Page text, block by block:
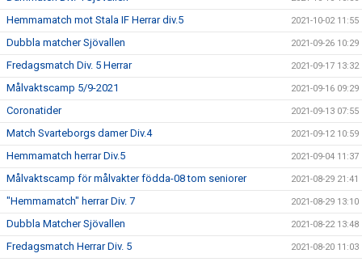
Hemmamatch mot Stala IF Herrar div.5 2021-10-02 11:55
Dubbla matcher Sjövallen 2021-09-26 10:29
Fredagsmatch Div. 5 Herrar 2021-09-17 13:32
Målvaktscamp 5/9-2021 2021-09-16 09:29
Coronatider 2021-09-13 07:55
Match Svarteborgs damer Div.4 2021-09-12 10:59
Hemmamatch herrar Div.5 2021-09-04 11:37
Målvaktscamp för målvakter födda-08 tom seniorer 2021-08-29 21:41
"Hemmamatch" herrar Div. 7 2021-08-29 13:10
Dubbla Matcher Sjövallen 2021-08-22 13:48
Fredagsmatch Herrar Div. 5 2021-08-20 11:03